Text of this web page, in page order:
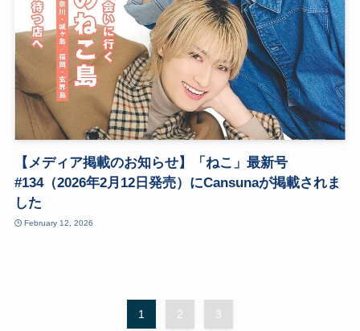
【メディア掲載のお知らせ】「ねこ」最新号
#134（2026年2月12日発売）にCansunaが掲載されま
した
February 12, 2026
1 2 3